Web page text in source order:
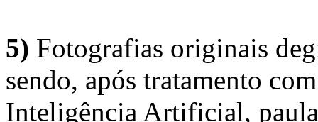
5) Fotografias originais
sendo, após tratamento
Inteligência Artificial,